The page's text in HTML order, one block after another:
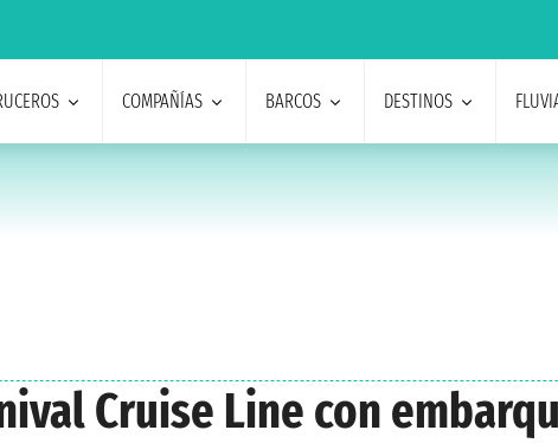
COMPAÑÍAS BARCOS DESTINOS
Cruise Line con